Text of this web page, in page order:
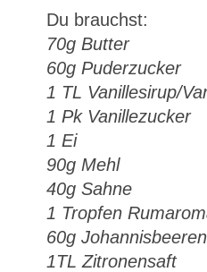
Du brauchst:
70g Butter
60g Puderzucker
1 TL Vanillesirup/
1 Pk Vanillezucker
1 Ei
90g Mehl
40g Sahne
1 Tropfen
60g Johannisbeeren
1TL Zitronensaft